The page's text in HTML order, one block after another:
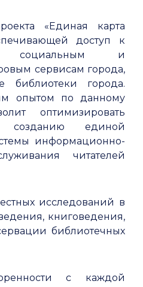
«Единая карта
доступ к
социальным и
сервисам города,
библиотеки города.
опытом по данному
оптимизировать
созданию единой
информационно-
читателей
исследований в
книговедения,
библиотечных
с каждой